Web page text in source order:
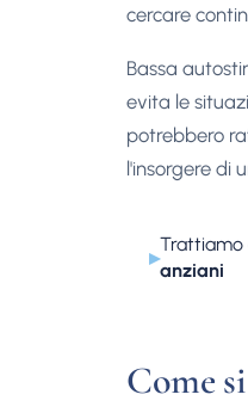
cercare
Bassa
evita le
potrebbero
l'insorgere di
▸
Trattiamo
anziani
Come